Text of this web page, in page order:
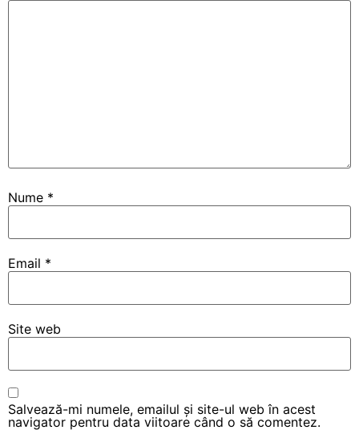
Nume *
Email *
Site web
Salvează-mi numele, emailul și site-ul web în acest
navigator pentru data viitoare când o să comentez.